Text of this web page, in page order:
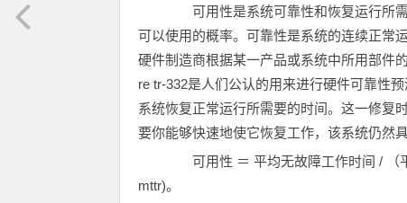
可用性是系统可靠性和恢复运行所需
可以使用的概率。可靠性是系统的连续正常
硬件制造商根据某一产品或系统中所用部件
re tr-332是人们公认的用来进行硬件可靠性
系统恢复正常运行所需要的时间。这一修复
要你能够快速地使它恢复工作，该系统仍然
可用性 ＝ 平均无故障工作时间 / （
mttr)。